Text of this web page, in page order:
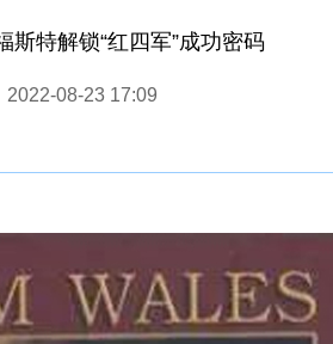
特解锁“红四军”成功密码
2022-08-23 17:09